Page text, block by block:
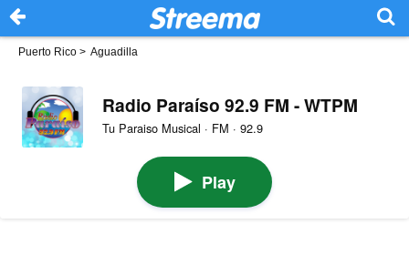
Puerto Rico > Aguadilla
Radio Paraíso 92.9 FM - WTPM
Tu Paraiso Musical · FM · 92.9
Play